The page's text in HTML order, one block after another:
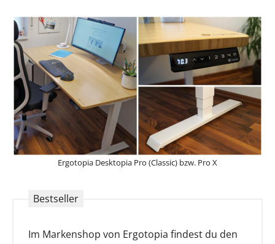
Ergotopia Desktopia Pro (Classic) bzw. Pro X
Im Markenshop von Ergotopia findest du den